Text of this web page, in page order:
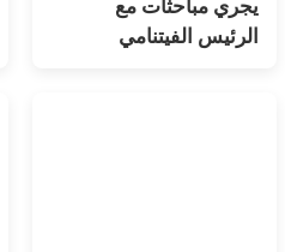
يجري مباحثات مع
الرئيس الفيتنامي